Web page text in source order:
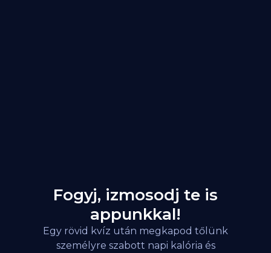
Fogyj, izmosodj te is
appunkkal!
Egy rövid kvíz után megkapod tőlünk
személyre szabott napi kalória és